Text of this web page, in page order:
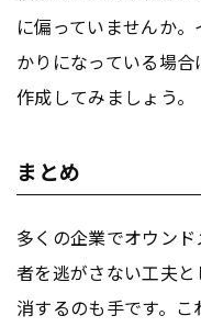
に偏っていませんか
かりになっている場
作成してみましょう。
まとめ
多くの企業でオウン
者を逃がさない工夫
消するのも手です。